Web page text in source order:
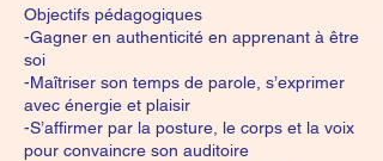
Objectifs pédagogiques
-Gagner en authenticité en apprenant à être
soi
-Maîtriser son temps de parole, s’exprimer
avec énergie et plaisir
-S’affirmer par la posture, le corps et la voix
pour convaincre son auditoire